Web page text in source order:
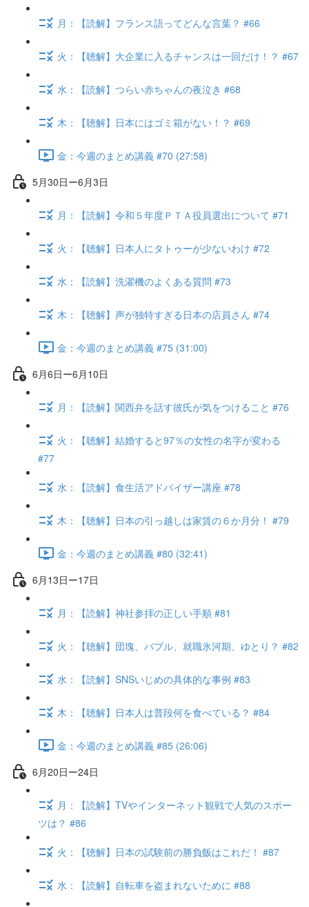
月：【読解】フランス語ってどんな言葉？ #66
火：【聴解】大企業に入るチャンスは一回だけ！？ #67
水：【読解】つらい赤ちゃんの夜泣き #68
木：【聴解】日本にはゴミ箱がない！？ #69
金：今週のまとめ講義 #70 (27:58)
5月30日ー6月3日
月：【読解】令和５年度ＰＴＡ役員選出について #71
火：【聴解】日本人にタトゥーが少ないわけ #72
水：【読解】洗濯機のよくある質問 #73
木：【聴解】声が独特すぎる日本の店員さん #74
金：今週のまとめ講義 #75 (31:00)
6月6日ー6月10日
月：【読解】関西弁を話す彼氏が気をつけること #76
火：【聴解】結婚すると97％の女性の名字が変わる
#77
水：【読解】食生活アドバイザー講座 #78
木：【聴解】日本の引っ越しは家賃の６か月分！ #79
金：今週のまとめ講義 #80 (32:41)
6月13日ー17日
月：【読解】神社参拝の正しい手順 #81
火：【聴解】団塊、バブル、就職氷河期、ゆとり？ #82
水：【読解】SNSいじめの具体的な事例 #83
木：【聴解】日本人は普段何を食べている？ #84
金：今週のまとめ講義 #85 (26:06)
6月20日ー24日
月：【読解】TVやインターネット観戦で人気のスポー
ツは？ #86
火：【聴解】日本の試験前の勝負飯はこれだ！ #87
水：【読解】自転車を盗まれないために #88